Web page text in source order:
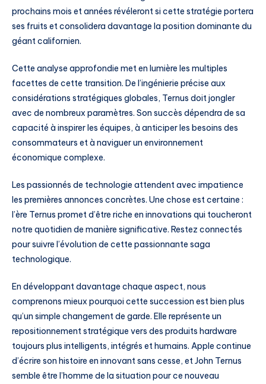
prochains mois et années révéleront si cette stratégie portera
ses fruits et consolidera davantage la position dominante du
géant californien.
Cette analyse approfondie met en lumière les multiples
facettes de cette transition. De l’ingénierie précise aux
considérations stratégiques globales, Ternus doit jongler
avec de nombreux paramètres. Son succès dépendra de sa
capacité à inspirer les équipes, à anticiper les besoins des
consommateurs et à naviguer un environnement
économique complexe.
Les passionnés de technologie attendent avec impatience
les premières annonces concrètes. Une chose est certaine :
l’ère Ternus promet d’être riche en innovations qui toucheront
notre quotidien de manière significative. Restez connectés
pour suivre l’évolution de cette passionnante saga
technologique.
En développant davantage chaque aspect, nous
comprenons mieux pourquoi cette succession est bien plus
qu’un simple changement de garde. Elle représente un
repositionnement stratégique vers des produits hardware
toujours plus intelligents, intégrés et humains. Apple continue
d’écrire son histoire en innovant sans cesse, et John Ternus
semble être l’homme de la situation pour ce nouveau